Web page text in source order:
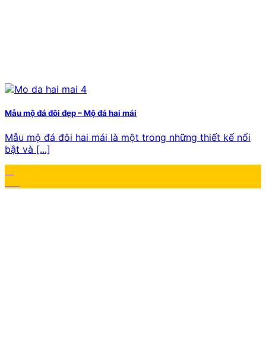
Mẫu mộ đá đôi đẹp – Mộ đá hai mái
Mẫu mộ đá đôi hai mái là một trong những thiết kế nổi
bật và [...]